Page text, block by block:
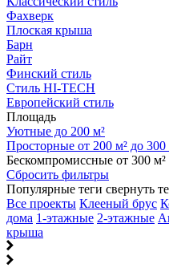
Фахверк
Плоская крыша
Барн
Райт
Финский стиль
Стиль HI-TECH
Европейский стиль
Площадь
Уютные до 200 м²
Просторные от 200 м² до 300
Бескомпромиссные от 300 м²
Сбросить фильтры
Популярные теги свернуть
Все проекты Клееный брус
дома 1-этажные 2-этажные
крыша